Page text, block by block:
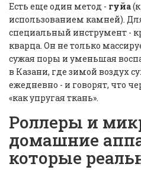
Есть еще один метод - гуйа
использованием камней).
специальный инструмент -
кварца. Он не только
сужая поры и уменьшая
в Казани, где зимой воздух
ежедневно - и говорят, что
«как упругая ткань».
Роллеры и
домашние
которые